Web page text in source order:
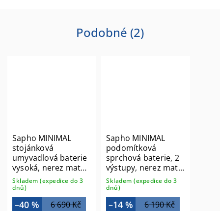
Podobné (2)
Sapho MINIMAL
stojánková
umyvadlová baterie
vysoká, nerez mat
MI202
Skladem (expedice do 3
dnů)
6 690 Kč
–40 %
Sapho MINIMAL
podomítková
sprchová baterie, 2
výstupy, nerez mat
MI042
Skladem (expedice do 3
dnů)
6 190 Kč
–14 %